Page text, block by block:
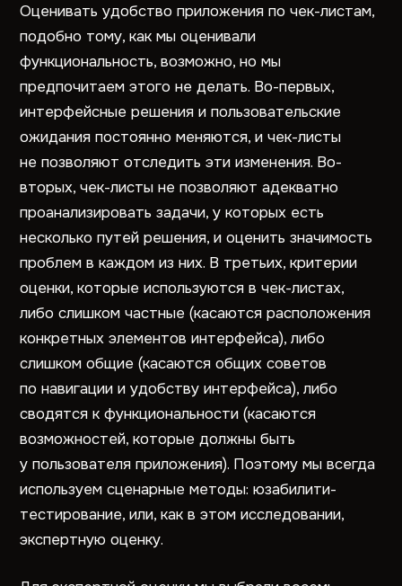
Оценивать удобство приложения по чек-листам,
подобно тому, как мы оценивали
функциональность, возможно, но мы
предпочитаем этого не делать. Во-первых,
интерфейсные решения и пользовательские
ожидания постоянно меняются, и чек-листы
не позволяют отследить эти изменения. Во-
вторых, чек-листы не позволяют адекватно
проанализировать задачи, у которых есть
несколько путей решения, и оценить значимость
проблем в каждом из них. В третьих, критерии
оценки, которые используются в чек-листах,
либо слишком частные (касаются расположения
конкретных элементов интерфейса), либо
слишком общие (касаются общих советов
по навигации и удобству интерфейса), либо
сводятся к функциональности (касаются
возможностей, которые должны быть
у пользователя приложения). Поэтому мы всегда
используем сценарные методы: юзабилити-
тестирование, или, как в этом исследовании,
экспертную оценку.